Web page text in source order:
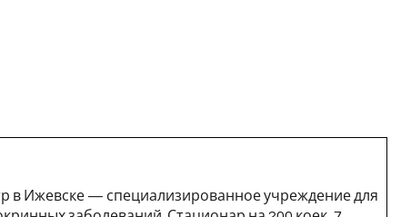
в Ижевске — специализированное учреждение для